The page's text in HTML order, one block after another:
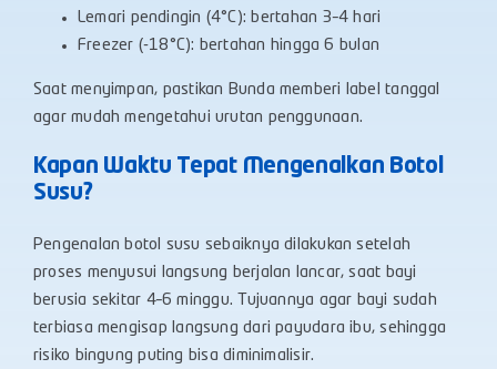
Lemari pendingin (4°C): bertahan 3–4 hari
Freezer (-18°C): bertahan hingga 6 bulan
Saat menyimpan, pastikan Bunda memberi label tanggal
agar mudah mengetahui urutan penggunaan.
Kapan Waktu Tepat Mengenalkan Botol
Susu?
Pengenalan botol susu sebaiknya dilakukan setelah
proses menyusui langsung berjalan lancar, saat bayi
berusia sekitar 4–6 minggu. Tujuannya agar bayi sudah
terbiasa mengisap langsung dari payudara ibu, sehingga
risiko bingung puting bisa diminimalisir.